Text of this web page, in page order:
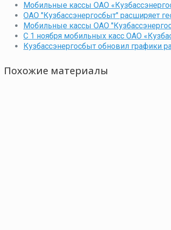
Мобильные кассы ОАО
ОАО "Кузбассэнергосбыт" расширяет
Мобильные кассы ОАО
С 1 ноября мобильных касс ОАО
Кузбассэнергосбыт обновил графики
Похожие материалы